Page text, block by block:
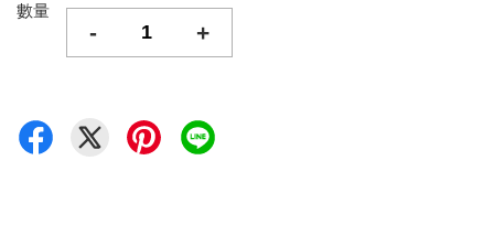
數量
- +